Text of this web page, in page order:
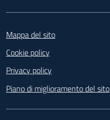
Mappa del sito
Cookie policy
Privacy policy
Piano di miglioramento del sito